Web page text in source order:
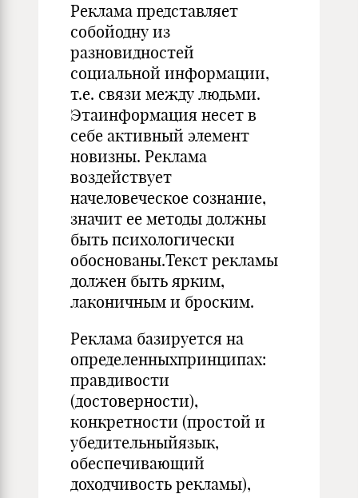
Реклама представляет
собойодну из
разновидностей
социальной информации,
т.е. связи между людьми.
Этаинформация несет в
себе активный элемент
новизны. Реклама
воздействует
начеловеческое сознание,
значит ее методы должны
быть психологически
обоснованы.Текст рекламы
должен быть ярким,
лаконичным и броским.
Реклама базируется на
определенныхпринципах:
правдивости
(достоверности),
конкретности (простой и
убедительныйязык,
обеспечивающий
доходчивость рекламы),